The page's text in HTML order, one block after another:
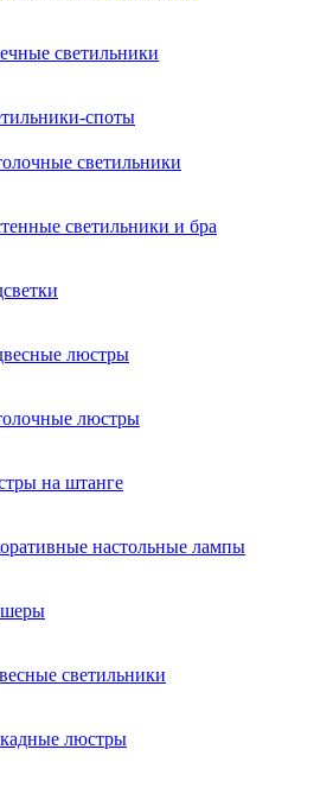
светильники
споты
светильники
светильники и бра
люстры
люстры
на штанге
настольные лампы
светильники
люстры